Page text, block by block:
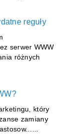
reguły
serwer WWW
różnych
który
zamiany